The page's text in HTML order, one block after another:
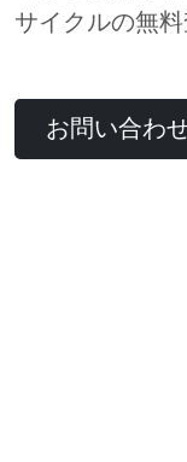
サイクルの無
お問い合わ